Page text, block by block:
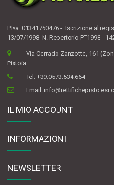
P.Iva: 01341760476 - Iscrizione al
13/07/1998 N. Repertorio PT1998 -
Via Corrado Zanzotto, 161
Pistoia
Tel:+39.0573.534.664
Email:
IL MIO ACCOUNT
INFORMAZIONI
NEWSLETTER